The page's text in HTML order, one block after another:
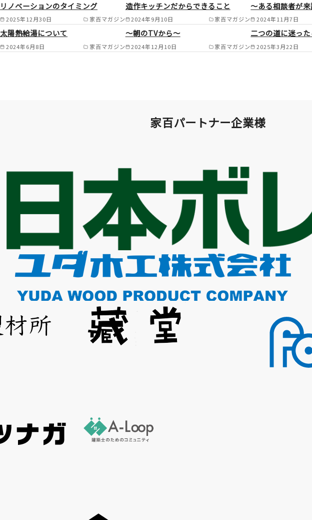
栄区/金沢区/磯子区/港南区/戸塚区/中
（西区/旭区/緑区/神奈川区/港北区の一
2025年12月30日 家百マガジン
リノベーションのタイミング
2024年9月10日 家百マガジン
造作キッチンだからできること
2024年11月7日
～ある相談者が
2024年6月8日 家百マガジン
太陽熱給湯について
2024年12月10日 家百マガジン
～朝のTVから～
2025年3月22日
二つの道に迷っ
家百パートナー企業様